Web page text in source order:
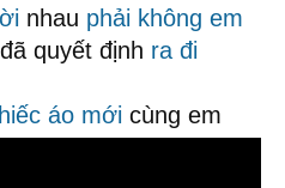
nhau phải không em
quyết định ra đi
áo mới cùng em